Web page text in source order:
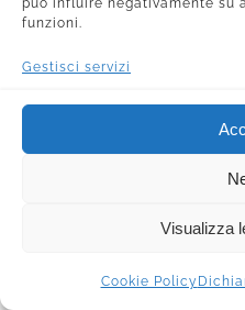
può influire negativamente su
funzioni.
Gestisci servizi
Visualizza
Cookie Policy